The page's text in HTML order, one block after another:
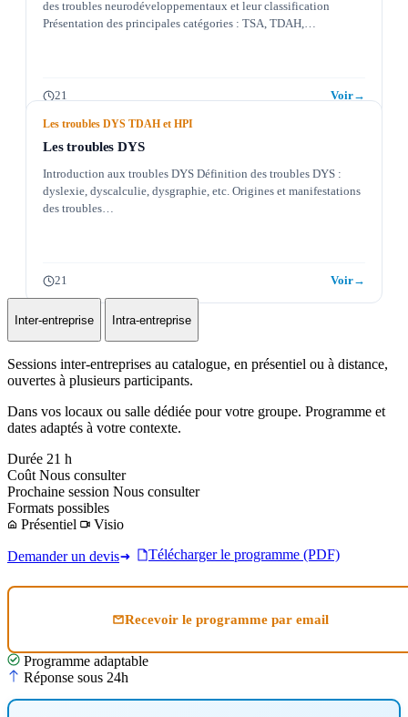
des troubles neurodéveloppementaux et leur classification
Présentation des principales catégories : TSA, TDAH,…
21 Voir→
Les troubles DYS TDAH et HPI
Les troubles DYS
Introduction aux troubles DYS Définition des troubles DYS :
dyslexie, dyscalculie, dysgraphie, etc. Origines et manifestations
des troubles…
21 Voir→
Inter-entreprise Intra-entreprise
Sessions inter-entreprises au catalogue, en présentiel ou à distance,
ouvertes à plusieurs participants.
Dans vos locaux ou salle dédiée pour votre groupe. Programme et
dates adaptés à votre contexte.
Durée 21 h
Coût Nous consulter
Prochaine session Nous consulter
Formats possibles
Présentiel
Visio
Demander un devis Télécharger le programme (PDF)
Recevoir le programme par email
Programme adaptable
Réponse sous 24h